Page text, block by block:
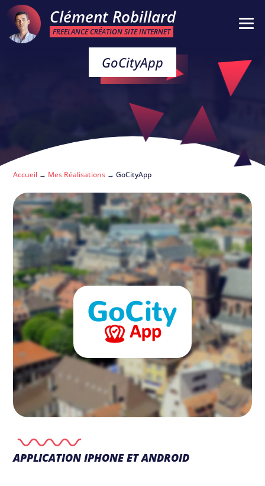
Clément Robillard
FREELANCE CRÉATION SITE INTERNET
GoCityApp
Accueil → Mes Réalisations →GoCityApp
APPLICATION IPHONE ET ANDROID